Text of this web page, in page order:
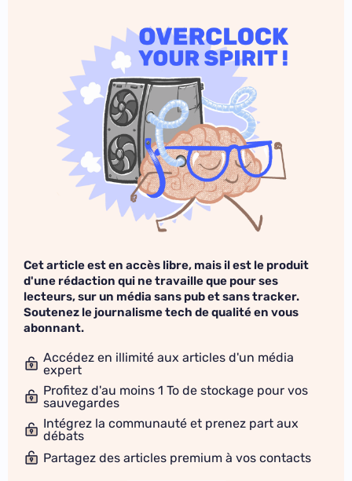
Cet article est en accès libre, mais il est le produit
d'une rédaction qui ne travaille que pour ses
lecteurs, sur un média sans pub et sans tracker.
Soutenez le journalisme tech de qualité en vous
abonnant.
Accédez en illimité aux articles d'un média
expert
Profitez d'au moins 1 To de stockage pour vos
sauvegardes
Intégrez la communauté et prenez part aux
débats
Partagez des articles premium à vos contacts